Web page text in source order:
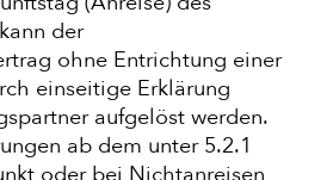
der
ohne Entrichtung einer
einseitige Erklärung
aufgelöst werden.
ab dem unter 5.2.1